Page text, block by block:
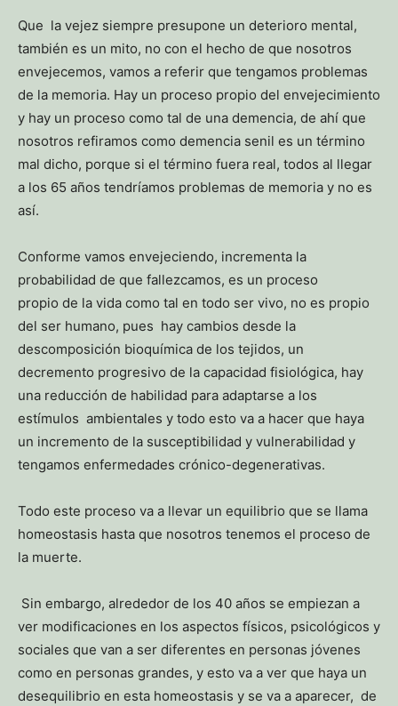
Que la vejez siempre presupone un deterioro mental,
también es un mito, no con el hecho de que nosotros
envejecemos, vamos a referir que tengamos problemas
de la memoria. Hay un proceso propio del envejecimiento
y hay un proceso como tal de una demencia, de ahí que
nosotros refiramos como demencia senil es un término
mal dicho, porque si el término fuera real, todos al llegar
a los 65 años tendríamos problemas de memoria y no es
así.
Conforme vamos envejeciendo, incrementa la
probabilidad de que fallezcamos, es un proceso
propio de la vida como tal en todo ser vivo, no es propio
del ser humano, pues hay cambios desde la
descomposición bioquímica de los tejidos, un
decremento progresivo de la capacidad fisiológica, hay
una reducción de habilidad para adaptarse a los
estímulos ambientales y todo esto va a hacer que haya
un incremento de la susceptibilidad y vulnerabilidad y
tengamos enfermedades crónico-degenerativas.
Todo este proceso va a llevar un equilibrio que se llama
homeostasis hasta que nosotros tenemos el proceso de
la muerte.
Sin embargo, alrededor de los 40 años se empiezan a
ver modificaciones en los aspectos físicos, psicológicos y
sociales que van a ser diferentes en personas jóvenes
como en personas grandes, y esto va a ver que haya un
desequilibrio en esta homeostasis y se va a aparecer, de